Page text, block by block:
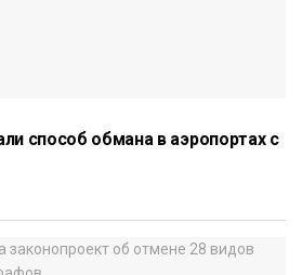
способ обмана в аэропортах с